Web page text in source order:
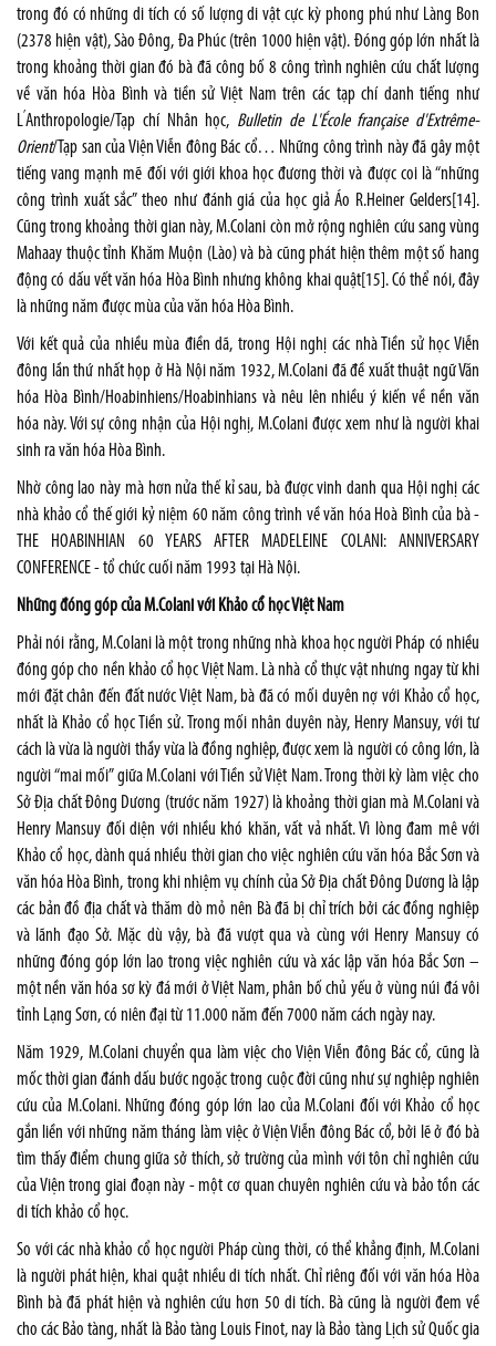
trong đó có những di tích có số lượng di vật cực kỳ phong phú như Làng Bon
(2378 hiện vật), Sào Đông, Đa Phúc (trên 1000 hiện vật). Đóng góp lớn nhất là
trong khoảng thời gian đó bà đã công bố 8 công trình nghiên cứu chất lượng
về văn hóa Hòa Bình và tiền sử Việt Nam trên các tạp chí danh tiếng như
L’Anthropologie/Tạp chí Nhân học, Bulletin de L'École française d'Extrême-
Orient/Tạp san của Viện Viễn đông Bác cổ… Những công trình này đã gây một
tiếng vang mạnh mẽ đối với giới khoa học đương thời và được coi là “những
công trình xuất sắc” theo như đánh giá của học giả Áo R.Heiner Gelders [14] .
Cũng trong khoảng thời gian này, M.Colani còn mở rộng nghiên cứu sang vùng
Mahaay thuộc tỉnh Khăm Muộn (Lào) và bà cũng phát hiện thêm một số hang
động có dấu vết văn hóa Hòa Bình nhưng không khai quật[15] . Có thể nói, đây
là những năm được mùa của văn hóa Hòa Bình.
Với kết quả của nhiều mùa điền dã, trong Hội nghị các nhà Tiền sử học Viễn
đông lần thứ nhất họp ở Hà Nội năm 1932, M.Colani đã đề xuất thuật ngữ Văn
hóa Hòa Bình/Hoabinhiens/Hoabinhians và nêu lên nhiều ý kiến về nền văn
hóa này. Với sự công nhận của Hội nghị, M.Colani được xem như là người khai
sinh ra văn hóa Hòa Bình.
Nhờ công lao này mà hơn nửa thế kỉ sau, bà được vinh danh qua Hội nghị các
nhà khảo cổ thế giới kỷ niệm 60 năm công trình về văn hóa Hoà Bình của bà -
THE HOABINHIAN 60 YEARS AFTER MADELEINE COLANI: ANNIVERSARY
CONFERENCE - tổ chức cuối năm 1993 tại Hà Nội.
Những đóng góp của M.Colani với Khảo cổ học Việt Nam
Phải nói rằng, M.Colani là một trong những nhà khoa học người Pháp có nhiều
đóng góp cho nền khảo cổ học Việt Nam. Là nhà cổ thực vật nhưng ngay từ khi
mới đặt chân đến đất nước Việt Nam, bà đã có mối duyên nợ với Khảo cổ học,
nhất là Khảo cổ học Tiền sử. Trong mối nhân duyên này, Henry Mansuy, với tư
cách là vừa là người thầy vừa là đồng nghiệp, được xem là người có công lớn, là
người “mai mối” giữa M.Colani với Tiền sử Việt Nam. Trong thời kỳ làm việc cho
Sở Địa chất Đông Dương (trước năm 1927) là khoảng thời gian mà M.Colani và
Henry Mansuy đối diện với nhiều khó khăn, vất vả nhất. Vì lòng đam mê với
Khảo cổ học, dành quá nhiều thời gian cho việc nghiên cứu văn hóa Bắc Sơn và
văn hóa Hòa Bình, trong khi nhiệm vụ chính của Sở Địa chất Đông Dương là lập
các bản đồ địa chất và thăm dò mỏ nên Bà đã bị chỉ trích bởi các đồng nghiệp
và lãnh đạo Sở. Mặc dù vậy, bà đã vượt qua và cùng với Henry Mansuy có
những đóng góp lớn lao trong việc nghiên cứu và xác lập văn hóa Bắc Sơn –
một nền văn hóa sơ kỳ đá mới ở Việt Nam, phân bố chủ yếu ở vùng núi đá vôi
tỉnh Lạng Sơn, có niên đại từ 11.000 năm đến 7000 năm cách ngày nay.
Năm 1929, M.Colani chuyển qua làm việc cho Viện Viễn đông Bác cổ, cũng là
mốc thời gian đánh dấu bước ngoặc trong cuộc đời cũng như sự nghiệp nghiên
cứu của M.Colani. Những đóng góp lớn lao của M.Colani đối với Khảo cổ học
gắn liền với những năm tháng làm việc ở Viện Viễn đông Bác cổ, bởi lẽ ở đó bà
tìm thấy điểm chung giữa sở thích, sở trường của mình với tôn chỉ nghiên cứu
của Viện trong giai đoạn này - một cơ quan chuyên nghiên cứu và bảo tồn các
di tích khảo cổ học.
So với các nhà khảo cổ học người Pháp cùng thời, có thể khẳng định, M.Colani
là người phát hiện, khai quật nhiều di tích nhất. Chỉ riêng đối với văn hóa Hòa
Bình bà đã phát hiện và nghiên cứu hơn 50 di tích. Bà cũng là người đem về
cho các Bảo tàng, nhất là Bảo tàng Louis Finot, nay là Bảo tàng Lịch sử Quốc gia